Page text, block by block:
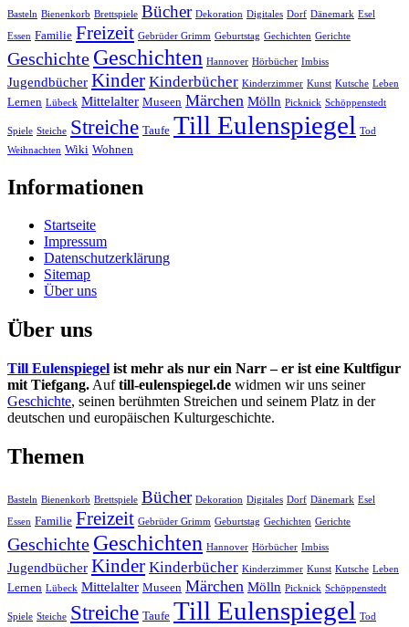
Basteln Bienenkorb Brettspiele Bücher Dekoration Digitales Dorf Dänemark Esel
Essen Familie Freizeit Gebrüder Grimm Geburtstag Gechichten Gerichte
Geschichte Geschichten Hannover Hörbücher Imbiss
Jugendbücher Kinder Kinderbücher Kinderzimmer Kunst Kutsche Leben
Lernen Lübeck Mittelalter Museen Märchen Mölln Picknick Schöppenstedt
Spiele Steiche Streiche Taufe Till Eulenspiegel Tod
Weihnachten Wiki Wohnen
Informationen
Startseite
Impressum
Datenschutzerklärung
Sitemap
Über uns
Über uns
Till Eulenspiegel ist mehr als nur ein Narr – er ist eine Kultfigur
mit Tiefgang. Auftill-eulenspiegel.de widmen wir uns seiner
Geschichte, seinen berühmten Streichen und seinem Platz in der
deutschen und europäischen Kulturgeschichte.
Themen
Basteln Bienenkorb Brettspiele Bücher Dekoration Digitales Dorf Dänemark Esel
Essen Familie Freizeit Gebrüder Grimm Geburtstag Gechichten Gerichte
Geschichte Geschichten Hannover Hörbücher Imbiss
Jugendbücher Kinder Kinderbücher Kinderzimmer Kunst Kutsche Leben
Lernen Lübeck Mittelalter Museen Märchen Mölln Picknick Schöppenstedt
Spiele Steiche Streiche Taufe Till Eulenspiegel Tod